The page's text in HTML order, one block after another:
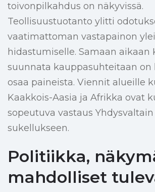
toivonpilkahdus on näkyvissä.
Teollisuustuotanto ylitti
vaatimattoman vastapainon
hidastumiselle. Samaan aikaan
suunnata kauppasuhteitaan on
osaa paineista. Viennit alueille
Kaakkois-Aasia ja Afrikka ovat
sopeutuva vastaus
sukellukseen.
Politiikka,
mahdolliset